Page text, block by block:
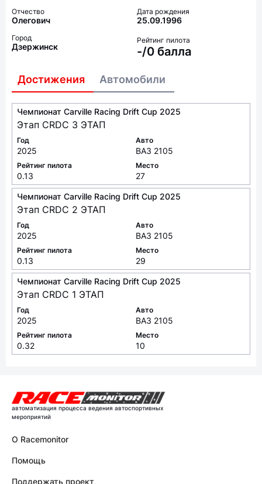
Отчество
Олегович
Дата рождения
25.09.1996
Город
Дзержинск
Рейтинг пилота
-/0 балла
Достижения Автомобили
Чемпионат Carville Racing Drift Cup 2025
Этап CRDC 3 ЭТАП
Год
2025
Авто
ВАЗ 2105
Рейтинг пилота
0.13
Место
27
Чемпионат Carville Racing Drift Cup 2025
Этап CRDC 2 ЭТАП
Год
2025
Авто
ВАЗ 2105
Рейтинг пилота
0.13
Место
29
Чемпионат Carville Racing Drift Cup 2025
Этап CRDC 1 ЭТАП
Год
2025
Авто
ВАЗ 2105
Рейтинг пилота
0.32
Место
10
автоматизация процесса ведения автоспортивных
мероприятий
О Racemonitor
Помощь
Поддержать проект